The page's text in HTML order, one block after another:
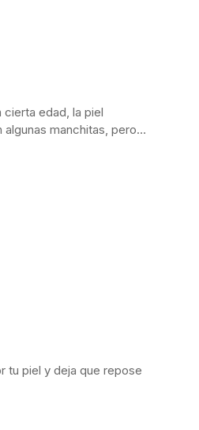
edad, la piel
algunas manchitas, pero…
tu piel y deja que repose